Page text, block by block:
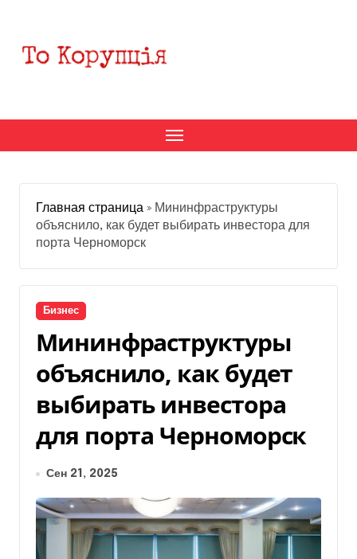
содержанию
Главная страница » Мининфраструктуры
объяснило, как будет выбирать инвестора для
порта Черноморск
Бизнес
Мининфраструктуры
объяснило, как будет
выбирать инвестора
для порта Черноморск
Сен 21, 2025